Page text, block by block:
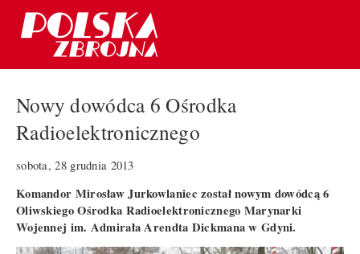
Nowy dowódca 6 Ośrodka
Radioelektronicznego
sobota, 28 grudnia 2013
Komandor Mirosław Jurkowlaniec został nowym dowódcą 6
Oliwskiego Ośrodka Radioelektronicznego Marynarki
Wojennej im. Admirała Arendta Dickmana w Gdyni.